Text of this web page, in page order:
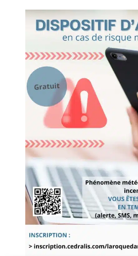
ccas@ville-laroquedantheron.fr
Réseau Initiatives Pays d’Aix
La Roque d’Anthéron compte deux
les retraités, dontL’OUSTAOU,
Pour tous renseignements vous
Téléchargez le Règlement